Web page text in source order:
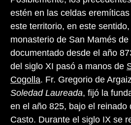
estén en las celdas
este territorio, en este
monasterio de San Mamés de
documentado desde el año
del siglo XI pasó a manos de
Cogolla. Fr. Gregorio de
Soledad Laureada, fijó la
en el año 825, bajo el reinado
Casto. Durante el siglo IX se